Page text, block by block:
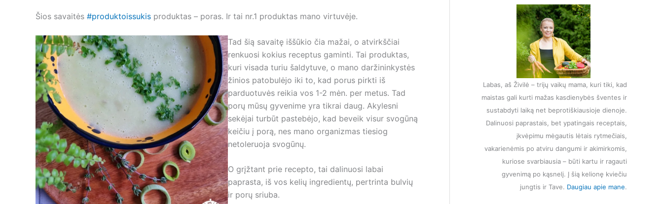
Šios savaitės #produktoissukis produktas – poras. Ir tai nr.1 produktas mano virtuvėje.
Tad šią savaitę iššūkio čia mažai, o atvirkščiai
renkuosi kokius receptus gaminti. Tai produktas,
kuri visada turiu šaldytuve, o mano daržininkystės
žinios patobulėjo iki to, kad porus pirkti iš
parduotuvės reikia vos 1-2 mėn. per metus. Tad
porų mūsų gyvenime yra tikrai daug. Akylesni
sekėjai turbūt pastebėjo, kad beveik visur svogūną
keičiu į porą, nes mano organizmas tiesiog
netoleruoja svogūnų.
O grįžtant prie recepto, tai dalinuosi labai
paprasta, iš vos kelių ingredientų, pertrinta bulvių
ir porų sriuba.
Labas, aš Živilė – trijų vaikų mama, kuri tiki, kad
maistas gali kurti mažas kasdienybės šventes ir
sustabdyti laiką net beprotiškiausioje dienoje.
Dalinuosi paprastais, bet ypatingais receptais,
įkvėpimu mėgautis lėtais rytmečiais,
vakarienėmis po atviru dangumi ir akimirkomis,
kuriose svarbiausia – būti kartu ir ragauti
gyvenimą po kąsnelį. Į šią kelionę kviečiu
jungtis ir Tave. Daugiau apie mane.